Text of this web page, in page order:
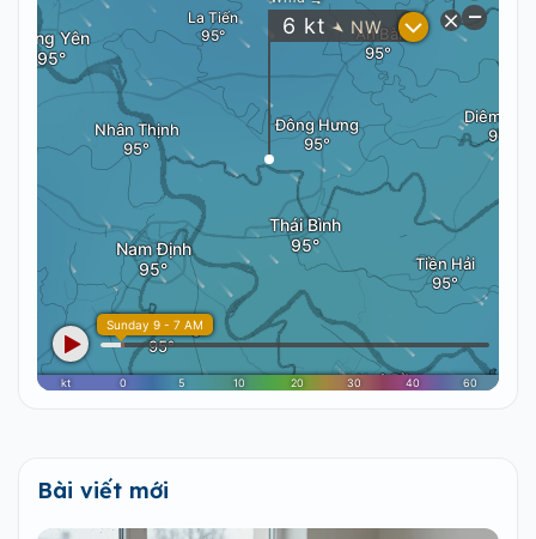
Bài viết mới